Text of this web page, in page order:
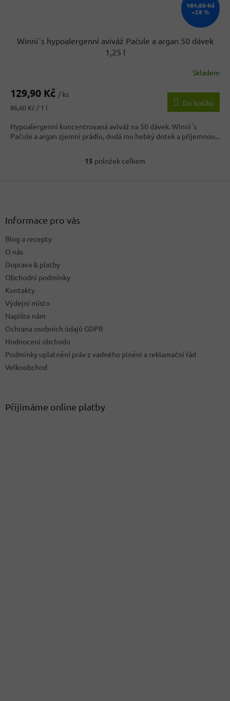
181,50 Kč
–28 %
Winni´s hypoalergenní aviváž Pačule a argan 50 dávek
1,25 l
Skladem
129,90 Kč / ks
Měrná
86,60 Kč / 1 l
Do košíku
Hypoalergenní koncentrovaná aviváž na 50 dávek. Winni´s
Pačule a argan zjemní prádlo, dodá mu hebký dotek a příjemnou...
O
15 položek celkem
Informace pro vás
Blog a recepty
O nás
Doprava & platby
Obchodní podmínky
Kontakty
Výdejní místo
Napište nám
Ochrana osobních údajů GDPR
Hodnocení obchodu
Podmínky uplatnění práv z vadného plnění a reklamační řád
Velkoobchod
Přijímáme online platby